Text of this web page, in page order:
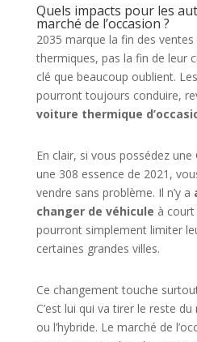
Quels impacts pour les
marché de l’occasion ?
2035 marque la fin des
thermiques, pas la fin de leur
clé que beaucoup oublient.
pourront toujours conduire,
voiture thermique
En clair, si vous possédez
une 308 essence de 2021,
vendre sans problème. Il n’y a
changer de véhicule à court
pourront simplement limiter
certaines grandes villes.
Ce changement touche
C’est lui qui va tirer le reste
ou l’hybride. Le marché de